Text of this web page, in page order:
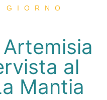
GIORNO
al
Mantia